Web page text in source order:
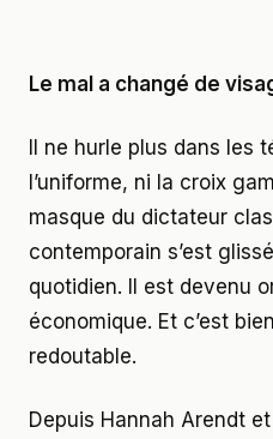
Le mal a changé de
Il ne hurle plus dans les
l’uniforme, ni la croix
masque du dictateur
contemporain s’est
quotidien. Il est devenu
économique. Et c’est
redoutable.
Depuis Hannah Arendt